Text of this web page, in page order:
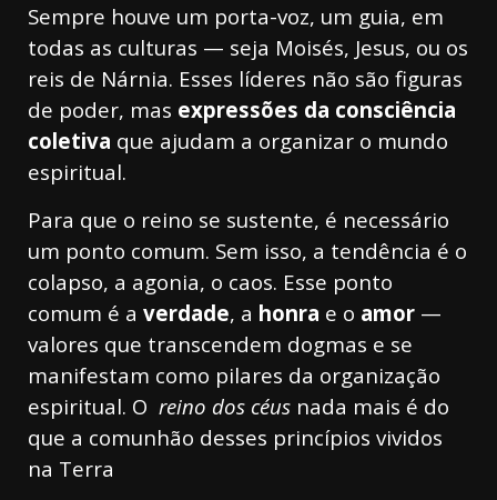
Sempre houve um porta-voz, um guia, em
todas as culturas — seja Moisés, Jesus, ou os
reis de Nárnia. Esses líderes não são figuras
de poder, mas expressões da consciência
coletiva que ajudam a organizar o mundo
espiritual.
Para que o reino se sustente, é necessário
um ponto comum. Sem isso, a tendência é o
colapso, a agonia, o caos. Esse ponto
comum é a verdade, a honra e o amor —
valores que transcendem dogmas e se
manifestam como pilares da organização
espiritual. O reino dos céus nada mais é do
que a comunhão desses princípios vividos
na Terra